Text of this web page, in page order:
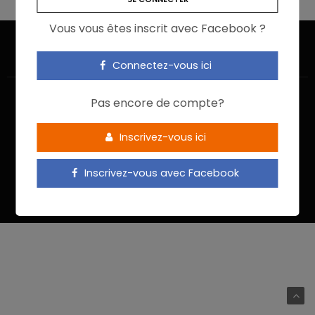
Vous vous êtes inscrit avec Facebook ?
Connectez-vous ici
Pas encore de compte?
Inscrivez-vous ici
Inscrivez-vous avec Facebook
ACCUEIL JE M’INSCRIS
NOUS CONTACTER
MENTIONS LÉGALES
POLITIQUE DE CONFIDENTIALITÉ
Food In Action © 2022